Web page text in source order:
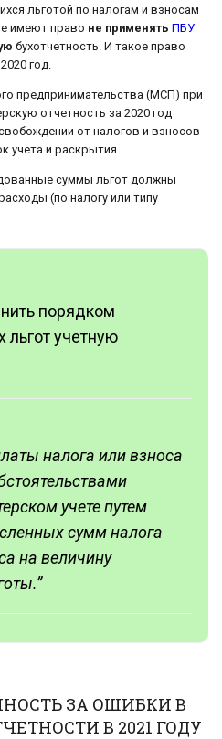
льготой по налогам и взносам
имеют право не применять ПБУ
бухотчетность. И такое право
год.
предпринимательства (МСП) при
отчетность за 2020 год
от налогов и взносов
учета и раскрытия.
суммы льгот должны
(по налогу или типу
порядком
учетную
налога или взноса
учете путем
сумм налога
на величину
ЗА ОШИБКИ В
В 2021 ГОДУ